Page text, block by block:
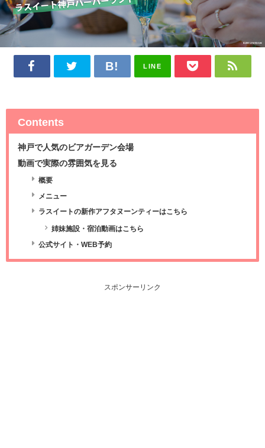
LINE
Contents
神戸で人気のビアガーデン会場
動画で実際の雰囲気を見る
概要
メニュー
ラスイートの新作アフタヌーンティーはこちら
姉妹施設・宿泊動画はこちら
公式サイト・WEB予約
スポンサーリンク